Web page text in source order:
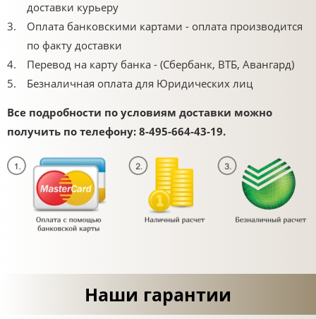
доставки курьеру
Оплата банковскими картами - оплата производится
по факту доставки
Перевод на карту банка - (Сбербанк, ВТБ, Авангард)
Безналичная оплата для Юридических лиц
Все подробности по условиям доставки можно
получить по телефону: 8-495-664-43-19.
Наши гарантии